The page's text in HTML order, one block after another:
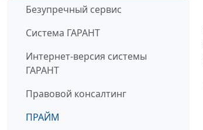
Безупречный сервис
Система ГАРАНТ
Интернет-версия системы
ГАРАНТ
Правовой консалтинг
ПРАЙМ